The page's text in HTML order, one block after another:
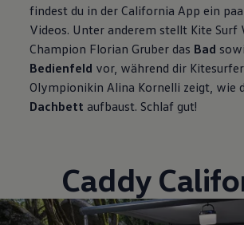
findest du in der California App ein
Videos. Unter anderem stellt Kite Surf
Champion Florian Gruber das Bad
Bedienfeld vor, während dir
Olympionikin Alina Kornelli zeigt, wie
Dachbett aufbaust. Schlaf gut!
Caddy